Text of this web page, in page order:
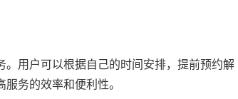
用户可以根据自己的时间安排，提前预约解
务的效率和便利性。